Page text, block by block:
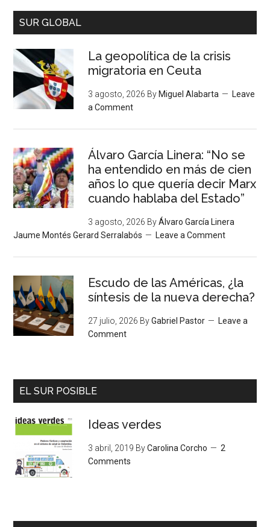
SUR GLOBAL
La geopolítica de la crisis
migratoria en Ceuta
3 agosto, 2026 By Miguel Alabarta
Leave
a Comment
Álvaro García Linera: “No se
ha entendido en más de cien
años lo que quería decir Marx
cuando hablaba del Estado”
3 agosto, 2026 ByÁlvaro García Linera
Jaume Montés Gerard Serralabós
Leave a Comment
Escudo de las Américas, ¿la
síntesis de la nueva derecha?
27 julio, 2026 ByGabriel Pastor
Leave a
Comment
EL SUR POSIBLE
Ideas verdes
3 abril, 2019 ByCarolina Corcho
2
Comments